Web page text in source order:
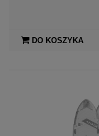
DO KOSZYKA